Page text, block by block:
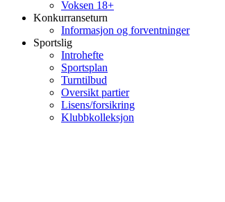
Voksen 18+
Konkurranseturn
Informasjon og forventninger
Sportslig
Introhefte
Sportsplan
Turntilbud
Oversikt partier
Lisens/forsikring
Klubbkolleksjon